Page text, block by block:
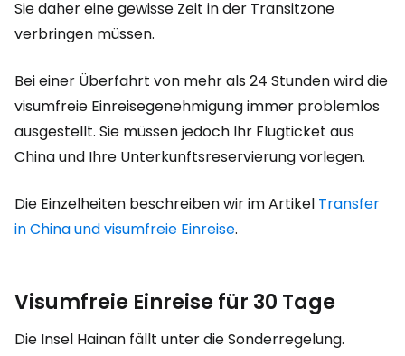
Sie daher eine gewisse Zeit in der Transitzone
verbringen müssen.
Bei einer Überfahrt von mehr als 24 Stunden wird die
visumfreie Einreisegenehmigung immer problemlos
ausgestellt. Sie müssen jedoch Ihr Flugticket aus
China und Ihre Unterkunftsreservierung vorlegen.
Die Einzelheiten beschreiben wir im Artikel Transfer
in China und visumfreie Einreise.
Visumfreie Einreise für 30 Tage
Die Insel Hainan fällt unter die Sonderregelung.